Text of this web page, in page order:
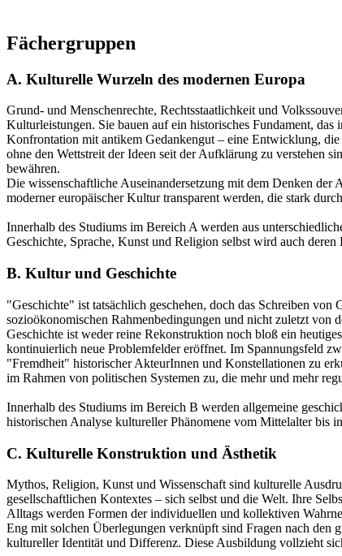
Fächergruppen
A. Kulturelle Wurzeln des modernen Europa
Grund- und Menschenrechte, Rechtsstaatlichkeit und
Kulturleistungen. Sie bauen auf ein historisches Fundament,
Konfrontation mit antikem Gedankengut – eine Entwicklung,
ohne den Wettstreit der Ideen seit der Aufklärung zu verstehen
bewähren.
Die wissenschaftliche Auseinandersetzung mit dem Denken
moderner europäischer Kultur transparent werden, die stark
Innerhalb des Studiums im Bereich A werden aus
Geschichte, Sprache, Kunst und Religion selbst wird auch
B. Kultur und Geschichte
"Geschichte" ist tatsächlich geschehen, doch das Schreiben
sozioökonomischen Rahmenbedingungen und nicht zuletzt von
Geschichte ist weder reine Rekonstruktion noch bloß ein
kontinuierlich neue Problemfelder eröffnet. Im Spannungsfeld
"Fremdheit" historischer AkteurInnen und Konstellationen zu
im Rahmen von politischen Systemen zu, die mehr und mehr
Innerhalb des Studiums im Bereich B werden allgemeine
historischen Analyse kultureller Phänomene vom Mittelalter bis
C. Kulturelle Konstruktion und Ästhetik
Mythos, Religion, Kunst und Wissenschaft sind kulturelle
gesellschaftlichen Kontextes – sich selbst und die Welt. Ihre
Alltags werden Formen der individuellen und kollektiven
Eng mit solchen Überlegungen verknüpft sind Fragen nach
kultureller Identität und Differenz. Diese Ausbildung vollzieht